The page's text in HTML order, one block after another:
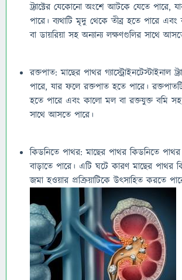
ট্র্যাক্টের যেকোনো অংশে আটকে যেতে পারে,
পারে। ব্যথাটি মৃদু থেকে তীব্র হতে পারে
বা ডায়রিয়া সহ অন্যান্য লক্ষণগুলির সাথে
রক্তপাত: মাছের পাথর গ্যাস্ট্রোইনটেস্টাইনাল
পারে, যার ফলে রক্তপাত হতে পারে।
হতে পারে এবং কালো মল বা রক্তযুক্ত বমি সহ
সাথে আসতে পারে।
কিডনিতে পাথর: মাছের পাথর কিডনিতে
বাড়াতে পারে। এটি ঘটে কারণ মাছের পাথর
জমা হওয়ার প্রক্রিয়াটিকে উৎসাহিত করতে